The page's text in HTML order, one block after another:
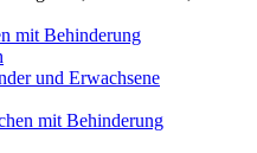
mit Behinderung
und Erwachsene
mit Behinderung